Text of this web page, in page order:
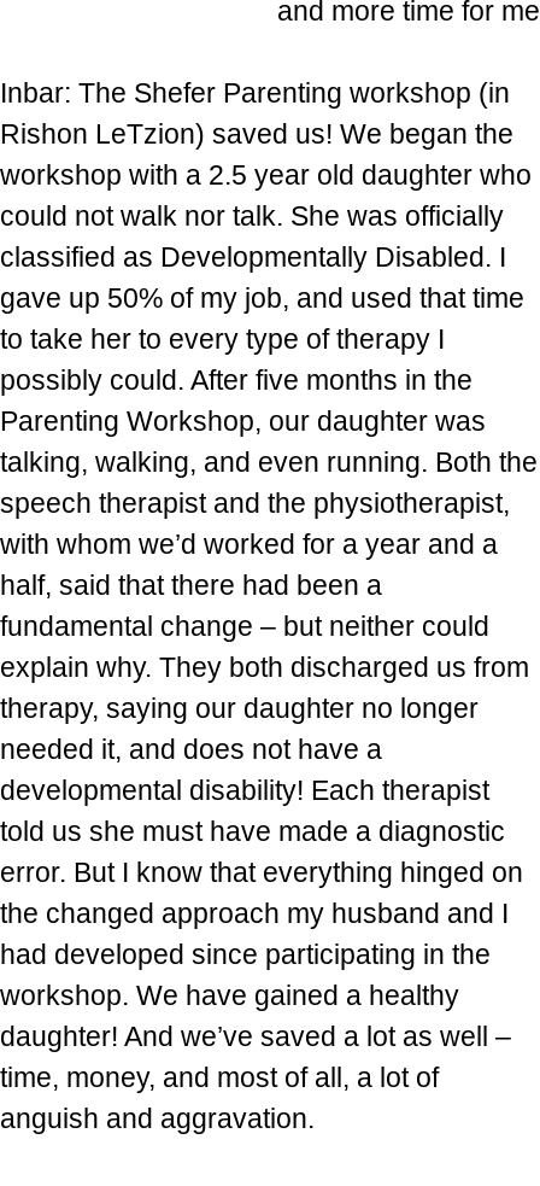
and more time for me
Inbar: The Shefer Parenting workshop (in
Rishon LeTzion) saved us! We began the
workshop with a 2.5 year old daughter who
could not walk nor talk. She was officially
classified as Developmentally Disabled. I
gave up 50% of my job, and used that time
to take her to every type of therapy I
possibly could. After five months in the
Parenting Workshop, our daughter was
talking, walking, and even running. Both the
speech therapist and the physiotherapist,
with whom we’d worked for a year and a
half, said that there had been a
fundamental change – but neither could
explain why. They both discharged us from
therapy, saying our daughter no longer
needed it, and does not have a
developmental disability! Each therapist
told us she must have made a diagnostic
error. But I know that everything hinged on
the changed approach my husband and I
had developed since participating in the
workshop. We have gained a healthy
daughter! And we’ve saved a lot as well –
time, money, and most of all, a lot of
anguish and aggravation.